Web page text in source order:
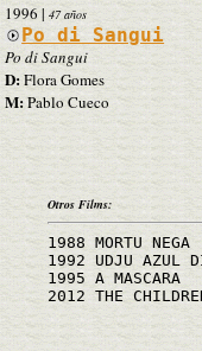
1996 | 47 años
Po di Sangui
Po di Sangui
D:Flora Gomes
M:Pablo Cueco
Otros Films:
1988 MORTU NEGA
1992 UDJU AZUL
1995 A MASCARA
2012 THE